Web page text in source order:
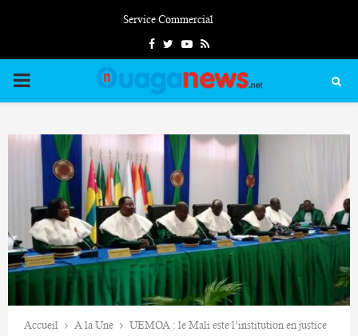
Service Commercial
FacebookTwitterYoutube
Rss
PRIMARY
Accueil A la Une UEMOA : le Mali este l’institution en justice